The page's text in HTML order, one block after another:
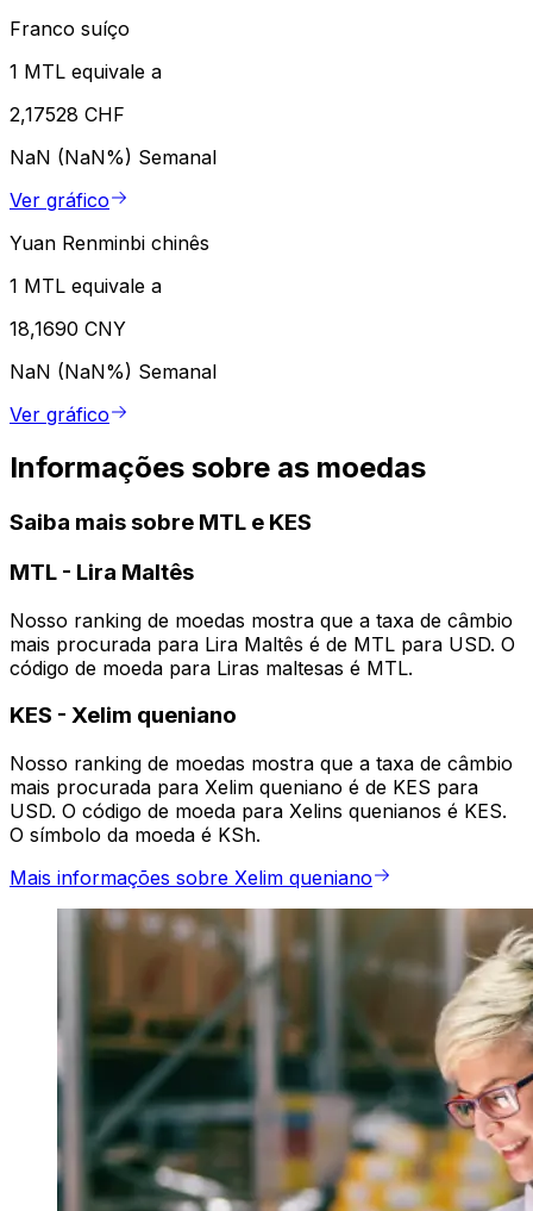
Franco suíço
1 MTL equivale a
2,17528 CHF
NaN (NaN%) Semanal
Ver gráfico
Yuan Renminbi chinês
1 MTL equivale a
18,1690 CNY
NaN (NaN%) Semanal
Ver gráfico
Informações sobre as moedas
Saiba mais sobre MTL e KES
MTL - Lira Maltês
Nosso ranking de moedas mostra que a taxa de câmbio
mais procurada para Lira Maltês é de MTL para USD. O
código de moeda para Liras maltesas é MTL.
KES - Xelim queniano
Nosso ranking de moedas mostra que a taxa de câmbio
mais procurada para Xelim queniano é de KES para
USD. O código de moeda para Xelins quenianos é KES.
O símbolo da moeda é KSh.
Mais informações sobre Xelim queniano